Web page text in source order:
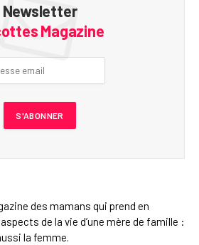
Newsletter
Magazine
des mamans qui prend en
de la vie d’une mère de famille :
la femme.